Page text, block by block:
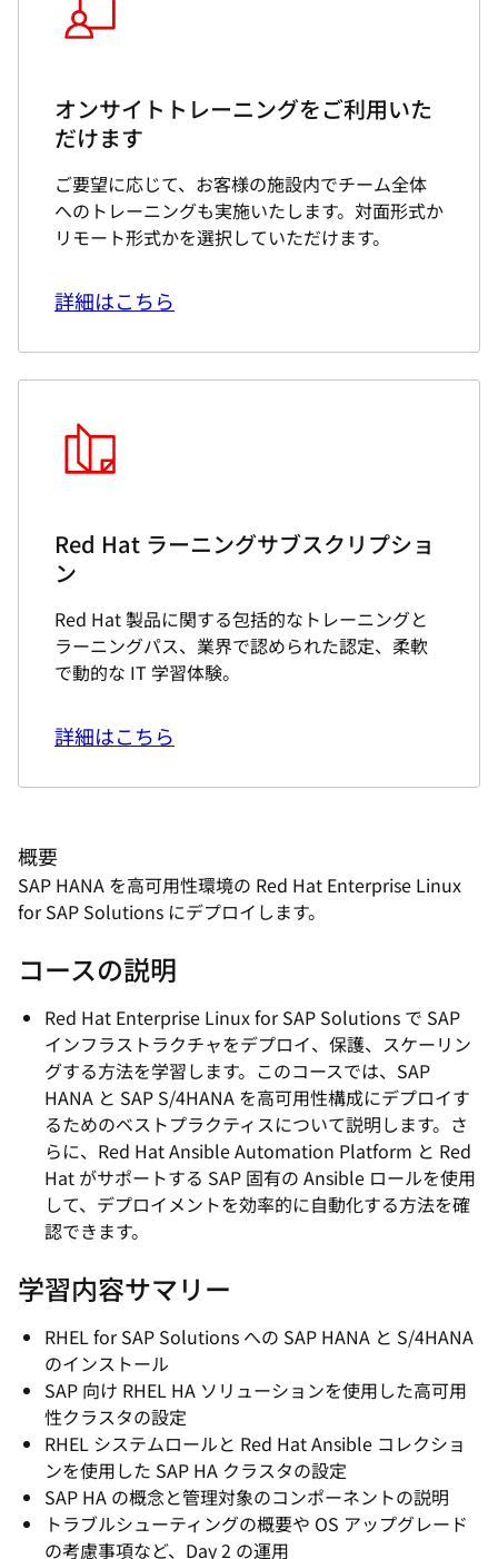
概要
SAP HANA を高可用性環境の Red Hat Enterprise Linux
for SAP Solutions にデプロイします。
コースの説明
Red Hat Enterprise Linux for SAP Solutions で SAP
インフラストラクチャをデプロイ、保護、スケーリン
グする方法を学習します。このコースでは、SAP
HANA と SAP S/4HANA を高可用性構成にデプロイす
るためのベストプラクティスについて説明します。さ
らに、Red Hat Ansible Automation Platform と Red
Hat がサポートする SAP 固有の Ansible ロールを使用
して、デプロイメントを効率的に自動化する方法を確
認できます。
学習内容サマリー
RHEL for SAP Solutions への SAP HANA と S/4HANA
のインストール
SAP 向け RHEL HA ソリューションを使用した高可用
性クラスタの設定
RHEL システムロールと Red Hat Ansible コレクショ
ンを使用した SAP HA クラスタの設定
SAP HA の概念と管理対象のコンポーネントの説明
トラブルシューティングの概要や OS アップグレード
の考慮事項など、Day 2 の運用
オンサイトトレーニングをご利用いた
だけます
ご要望に応じて、お客様の施設内でチーム全体
へのトレーニングも実施いたします。対面形式か
リモート形式かを選択していただけます。
詳細はこちら
Red Hat ラーニングサブスクリプショ
ン
Red Hat 製品に関する包括的なトレーニングと
ラーニングパス、業界で認められた認定、柔軟
で動的な IT 学習体験。
詳細はこちら